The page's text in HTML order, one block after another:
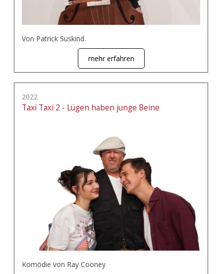
Von Patrick Suskind.
mehr erfahren
2022
Taxi Taxi 2 - Lügen haben junge Beine
Komödie von Ray Cooney